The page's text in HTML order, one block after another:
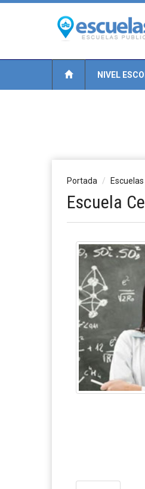
NIVEL
Portada
Escuela